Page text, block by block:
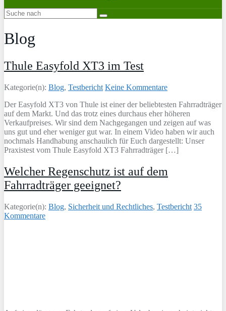
Blog
Thule Easyfold XT3 im Test
Kategorie(n): Blog, Testbericht Keine Kommentare
Der Easyfold XT3 von Thule ist einer der beliebtesten Fahrradträger
auf dem Markt. Und das trotz eines durchaus eher höheren
Verkaufpreises. Wir sind dem Nachgegangen und zeigen auf was
uns gut und eher weniger gut war. In einem Video haben wir auch
nochmals Handhabung anschaulich für Euch dargestellt: Unser
Praxistest vom Thule Easyfold XT3 Fahrradträger […]
Welcher Regenschutz ist auf dem
Fahrradträger geeignet?
Kategorie(n): Blog, Sicherheit und Rechtliches, Testbericht 35
Kommentare